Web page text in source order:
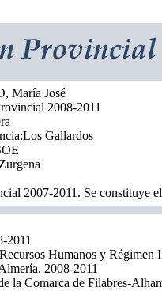
María José
2008-2011
Los Gallardos
Zurgena
2007-2011. Se constituye
2011
Humanos y Régimen
2008-2011
la Comarca de Filabres-